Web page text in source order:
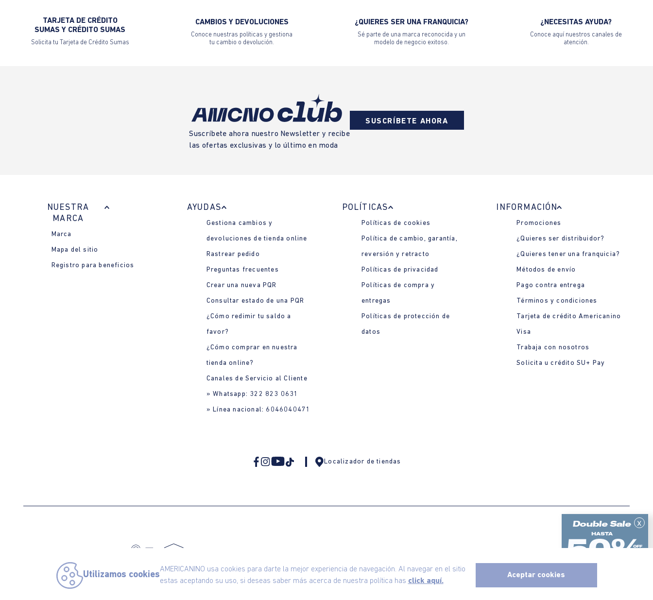
x
Utilizamos cookies
AMERICANINO usa cookies para darte la mejor experiencia de navegación. Al navegar en el sitio
estas aceptando su uso, si deseas saber más acerca de nuestra política has click aquí.
Aceptar cookies
TARJETA DE CRÉDITO
SUMAS Y CRÉDITO SUMAS
Solicita tu Tarjeta de Crédito Sumas
CAMBIOS Y DEVOLUCIONES
Conoce nuestras políticas y gestiona
tu cambio o devolución.
¿QUIERES SER UNA FRANQUICIA?
Sé parte de una marca reconocida y un
modelo de negocio exitoso.
¿NECESITAS AYUDA?
Conoce aquí nuestros canales de
atención.
Suscríbete ahora nuestro Newsletter y recibe
las ofertas exclusivas y lo último en moda
SUSCRÍBETE AHORA
NUESTRA
MARCA
Marca
Mapa del sitio
Registro para beneficios
AYUDAS
Gestiona cambios y
devoluciones de tienda online
Rastrear pedido
Preguntas frecuentes
Crear una nueva PQR
Consultar estado de una PQR
¿Cómo redimir tu saldo a
favor?
¿Cómo comprar en nuestra
tienda online?
Canales de Servicio al Cliente
» Whatsapp: 322 823 0631
» Línea nacional: 6046040471
POLÍTICAS
Políticas de cookies
Política de cambio, garantía,
reversión y retracto
Políticas de privacidad
Políticas de compra y
entregas
Políticas de protección de
datos
INFORMACIÓN
Promociones
¿Quieres ser distribuidor?
¿Quieres tener una franquicia?
Métodos de envío
Pago contra entrega
Términos y condiciones
Tarjeta de crédito Americanino
Visa
Trabaja con nosotros
Solicita u crédito SU+ Pay
Localizador de tiendas